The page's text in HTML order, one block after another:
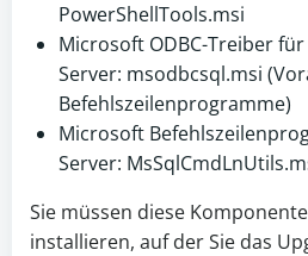
PowerShellTools.msi
Microsoft ODBC-Treiber
Server: msodbcsql.msi
Befehlszeilenprogramme)
Microsoft
Server:
Sie müssen diese
installieren, auf der Sie das